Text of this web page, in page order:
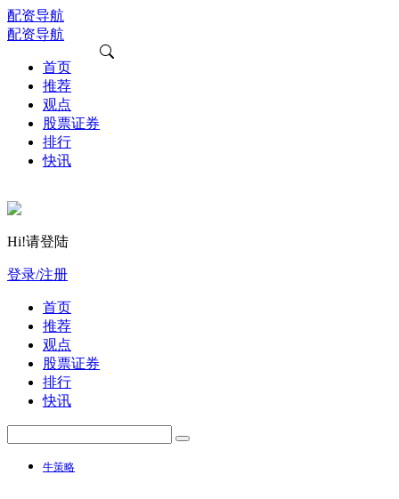
配资导航
配资导航
首页
推荐
观点
股票证券
排行
快讯
Hi!请登陆
登录/注册
首页
推荐
观点
股票证券
排行
快讯
牛策略